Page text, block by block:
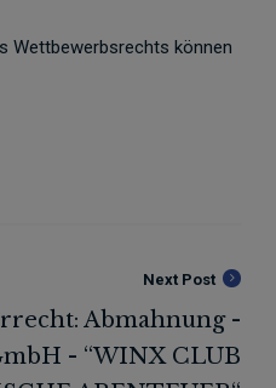
Wettbewerbsrechts können
Next Post